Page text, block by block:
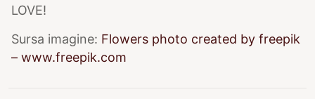
LOVE!
Sursa imagine: Flowers photo created by freepik
– www.freepik.com